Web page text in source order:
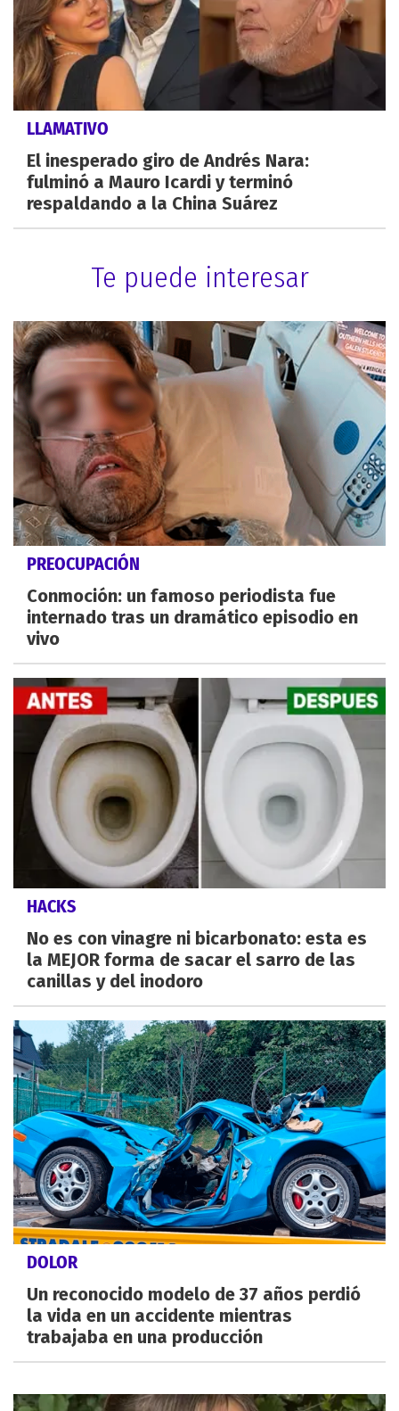
LLAMATIVO
El inesperado giro de Andrés Nara:
fulminó a Mauro Icardi y terminó
respaldando a la China Suárez
Te puede interesar
PREOCUPACIÓN
Conmoción: un famoso periodista fue
internado tras un dramático episodio en
vivo
HACKS
No es con vinagre ni bicarbonato: esta es
la MEJOR forma de sacar el sarro de las
canillas y del inodoro
DOLOR
Un reconocido modelo de 37 años perdió
la vida en un accidente mientras
trabajaba en una producción